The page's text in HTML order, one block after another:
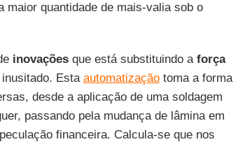
maior quantidade de mais-valia sob o
inovaçõesque está substituindo a força
Esta automatizaçãotoma a forma
desde a aplicação de uma soldagem
passando pela mudança de lâmina em
financeira. Calcula-se que nos